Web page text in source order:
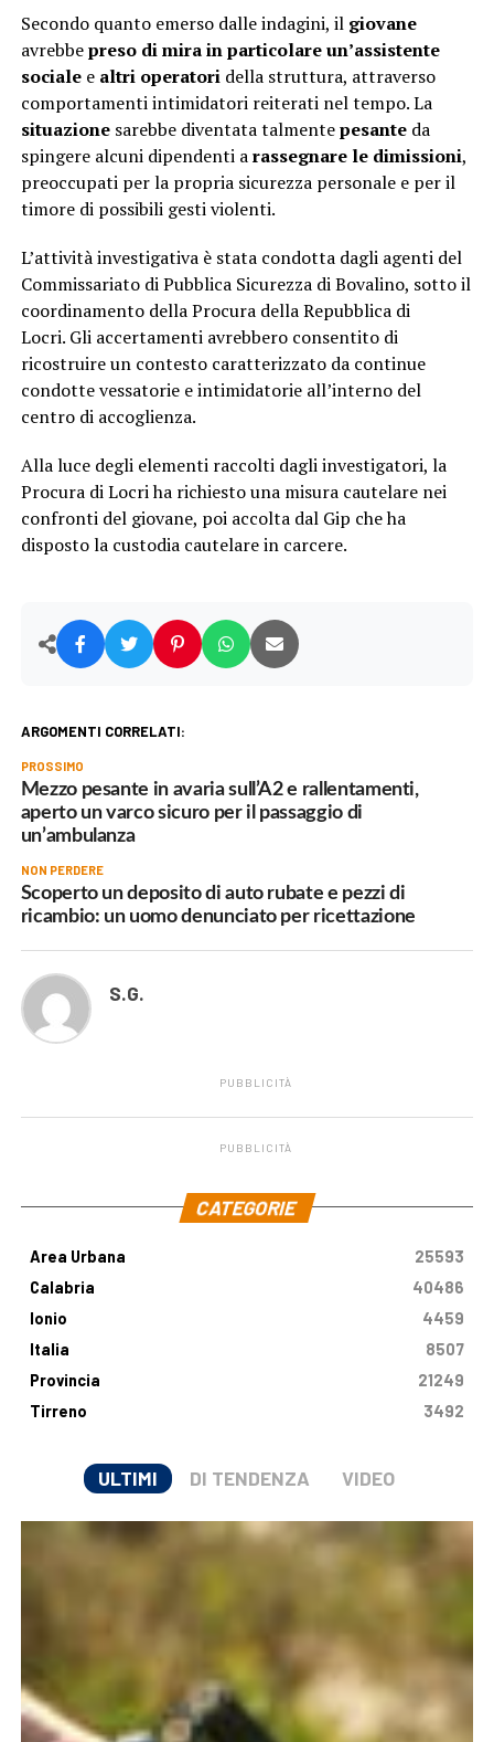
Secondo quanto emerso dalle indagini, il giovane
avrebbepreso di mira in particolare un’assistente
socialee altri operatoridella struttura, attraverso
comportamenti intimidatori reiterati nel tempo. La
situazionesarebbe diventata talmentepesanteda
spingere alcuni dipendenti arassegnare le dimissioni,
preoccupati per la propria sicurezza personale e per il
timore di possibili gesti violenti.
L’attività investigativa è stata condotta dagli agenti del
Commissariato di Pubblica Sicurezza di Bovalino, sotto il
coordinamento della Procura della Repubblica di
Locri. Gli accertamenti avrebbero consentito di
ricostruire un contesto caratterizzato da continue
condotte vessatorie e intimidatorie all’interno del
centro di accoglienza.
Alla luce degli elementi raccolti dagli investigatori, la
Procura di Locri ha richiesto una misura cautelare nei
confronti del giovane, poi accolta dal Gip che ha
disposto la custodia cautelare in carcere.
ARGOMENTI CORRELATI:
PROSSIMO
Mezzo pesante in avaria sull’A2 e rallentamenti,
aperto un varco sicuro per il passaggio di
un’ambulanza
NON PERDERE
Scoperto un deposito di auto rubate e pezzi di
ricambio: un uomo denunciato per ricettazione
S.G.
PUBBLICITÀ
PUBBLICITÀ
CATEGORIE
Area Urbana
25593
Calabria
40486
Ionio
4459
Italia
8507
Provincia
21249
Tirreno
3492
ULTIMI DI TENDENZA VIDEO